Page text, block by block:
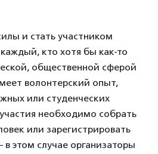
и стать участником
кто хотя бы как-то
общественной сферой
волонтерский опыт,
или студенческих
необходимо собрать
или зарегистрировать
этом случае организаторы